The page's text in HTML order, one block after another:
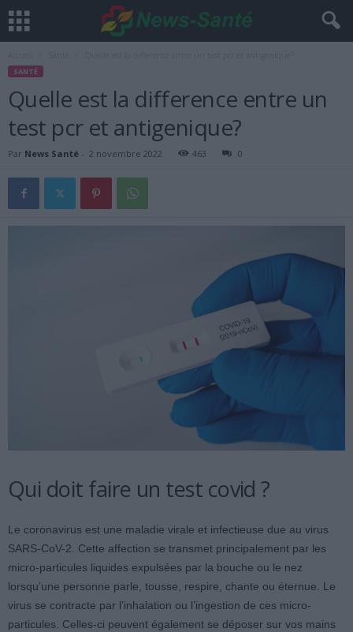
SANTÉ
Quelle est la difference entre un
test pcr et antigenique?
Par News Santé - 2 novembre 2022 463 0
Qui doit faire un test covid ?
Le coronavirus est une maladie virale et infectieuse due au virus
SARS-CoV-2. Cette affection se transmet principalement par les
micro-particules liquides expulsées par la bouche ou le nez
lorsqu’une personne parle, tousse, respire, chante ou éternue. Le
virus se contracte par l’inhalation ou l’ingestion de ces micro-
particules. Celles-ci peuvent également se déposer sur vos mains